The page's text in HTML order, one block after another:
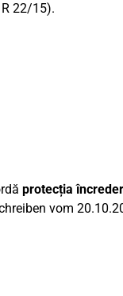
22/15).
protecția
vom